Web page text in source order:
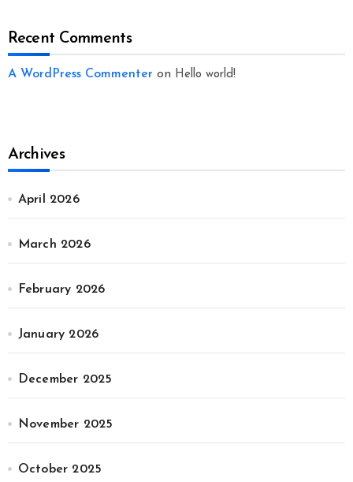
Recent Comments
A WordPress Commenter on Hello world!
Archives
April 2026
March 2026
February 2026
January 2026
December 2025
November 2025
October 2025